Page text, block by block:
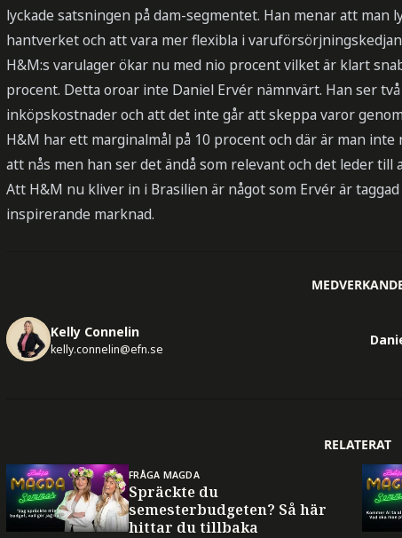
lyckade satsningen på dam-segmentet. Han menar att man
hantverket och att vara mer flexibla i
H&M:s varulager ökar nu med nio procent vilket är klart
procent. Detta oroar inte Daniel Ervér nämnvärt. Han ser
inköpskostnader och att det inte går att skeppa varor
H&M har ett marginalmål på 10 procent och där är man
att nås men han ser det ändå som relevant och det leder
Att H&M nu kliver in i Brasilien är något som Ervér är
inspirerande marknad.
Kelly Connelin
kelly.connelin@efn.se
RELATERAT
FRÅGA MAGDA
Spräckte du
semesterbudgeten? Så här
hittar du tillbaka